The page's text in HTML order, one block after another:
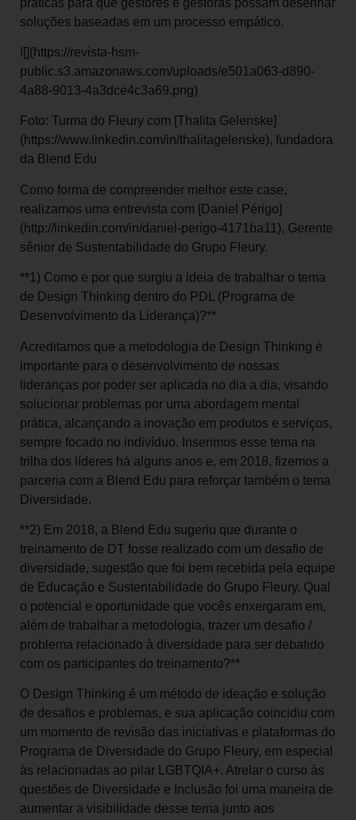
soluções baseadas em um processo empático.
![](https://revista-hsm-
public.s3.amazonaws.com/uploads/e501a063-d890-
4a88-9013-4a3dce4c3a69.png)
Foto: Turma do Fleury com [Thalita Gelenske]
(https://www.linkedin.com/in/thalitagelenske), fundadora
da Blend Edu
Como forma de compreender melhor este case,
realizamos uma entrevista com [Daniel Périgo]
(http://linkedin.com/in/daniel-perigo-4171ba11), Gerente
sênior de Sustentabilidade do Grupo Fleury.
**1) Como e por que surgiu a ideia de trabalhar o tema
de Design Thinking dentro do PDL (Programa de
Desenvolvimento da Liderança)?**
Acreditamos que a metodologia de Design Thinking é
importante para o desenvolvimento de nossas
lideranças por poder ser aplicada no dia a dia, visando
solucionar problemas por uma abordagem mental
prática, alcançando a inovação em produtos e serviços,
sempre focado no indivíduo. Inserimos esse tema na
trilha dos líderes há alguns anos e, em 2018, fizemos a
parceria com a Blend Edu para reforçar também o tema
Diversidade.
**2) Em 2018, a Blend Edu sugeriu que durante o
treinamento de DT fosse realizado com um desafio de
diversidade, sugestão que foi bem recebida pela equipe
de Educação e Sustentabilidade do Grupo Fleury. Qual
o potencial e oportunidade que vocês enxergaram em,
além de trabalhar a metodologia, trazer um desafio /
problema relacionado à diversidade para ser debatido
com os participantes do treinamento?**
O Design Thinking é um método de ideação e solução
de desafios e problemas, e sua aplicação coincidiu com
um momento de revisão das iniciativas e plataformas do
Programa de Diversidade do Grupo Fleury, em especial
às relacionadas ao pilar LGBTQIA+. Atrelar o curso às
questões de Diversidade e Inclusão foi uma maneira de
aumentar a visibilidade desse tema junto aos